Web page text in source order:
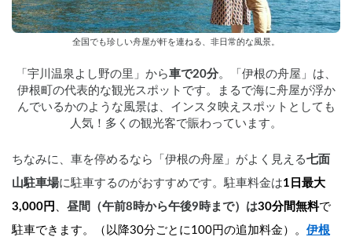
全国でも珍しい舟屋が軒を連ねる、非日常的な風景。
「宇川温泉よし野の里」から車で20分。「伊根の舟屋」は、
伊根町の代表的な観光スポットです。まるで海に舟屋が浮か
んでいるかのような風景は、インスタ映えスポットとしても
人気！多くの観光客で賑わっています。
ちなみに、車を停めるなら「伊根の舟屋」がよく見える七面
山駐車場に駐車するのがおすすめです。駐車料金は1日最大
3,000円 、 昼間（午前8時から午後9時まで）は30分間無料で
駐車できます。（以降30分ごとに100円の追加料金）。 伊根